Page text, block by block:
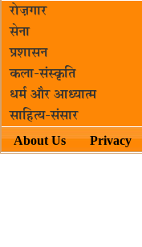
रोज़गार
सेना
प्रशासन
कला-संस्कृति
धर्म और आध्यात्म
साहित्य-संसार
About Us Privacy